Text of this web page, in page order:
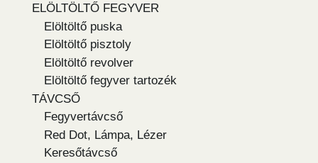
ELÖLTÖLTŐ FEGYVER
Elöltöltő puska
Elöltöltő pisztoly
Elöltöltő revolver
Elöltöltő fegyver tartozék
TÁVCSŐ
Fegyvertávcső
Red Dot, Lámpa, Lézer
Keresőtávcső